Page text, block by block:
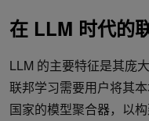
在 LLM 时代的
LLM 的主要特征是其庞
联邦学习需要用户将其
国家的模型聚合器，以